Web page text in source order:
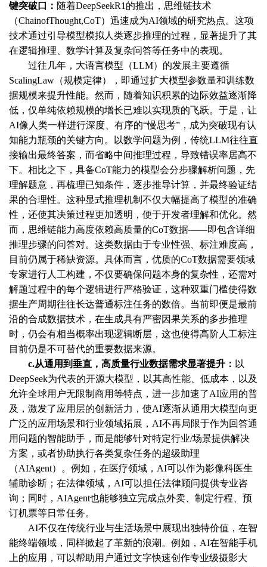
键突破口： 随着DeepSeekR1的推出，思维链技术
（ChainofThought,CoT）迅速成为AI领域的研究热点。这项
技术通过引导模型模拟人类逐步推理的过程，显著提升了其
在逻辑推理、数学计算及复杂问答等任务中的表现。
过往几年，大语言模型（LLM）的发展主要遵循
ScalingLaw（规模定律），即通过扩大模型参数量和训练数
据规模来提升性能。然而，随着知识积累的边际效益逐渐降
低，仅单纯依赖规模的增长已难以实现质的飞跃。于是，让
AI像人类一样进行深度、有序的“慢思考”，成为突破现有认
知能力瓶颈的关键方向。以数学问题为例，传统LLM往往直
接输出最终答案，而省略中间推理过程，导致错误率居高不
下。相比之下，具备CoT能力的模型会分步骤解析问题，先
理解题意，再梳理已知条件，逐步推导计算，并最终验证结
果的合理性。这种显式推理机制不仅大幅提高了模型的准确
性，还使其决策过程更加透明，便于开发者理解和优化。然
而，思维链能力高度依赖高质量的CoT数据——即包含详细
推理步骤的问答对。这类数据由于专业性强、标注难度高，
目前仍属于稀缺资源。具体而言，优质的CoT数据需要领域
专家进行人工构建，不仅要确保问题本身的复杂性，还需对
解题过程中的每个逻辑进行严格验证，这种双重门槛使得数
据生产周期往往长达普通标注任务的数倍。当前即便是最前
沿的合成数据技术，在生成具有严密因果关系的多步推理
时，仍会有相当概率出现逻辑断层，这也使得高阶人工标注
目前仍是不可替代的重要数据来源。
c.从通用到垂直，高质量行业数据需求显著提升： 以
DeepSeek为代表的开源大模型，以其高性能、低成本，以及
允许全球用户无限制商用等特点，进一步加速了AI应用的普
及，激发了应用层的创新活力，使AI逐渐从通用大模型向更
广泛的应用场景和行业领域拓展，AI不再局限于作为回答通
用问题的智能助手，而是能够针对特定行业/场景提供解决
方案，或者协助执行各类复杂任务的超级助理
（AIAgent）。例如，在医疗领域，AI可以作为影像科医生
辅助诊断；在法律领域，AI可以担任法律顾问提供专业咨
询；同时，AIAgent也能够独立完成点外卖、制定行程、预
订机票等日常任务。
AI不仅在传统行业与生活场景中展现出独特价值，在智
能终端领域，同样掀起了革新的浪潮。例如，AI在智能手机
上的应用，可以帮助用户通过文字快速创作专业级摄影大